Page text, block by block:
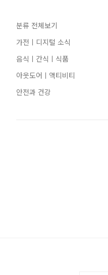
분류 전체보기
가전ㅣ디지털 소식
음식ㅣ간식ㅣ식품
아웃도어ㅣ액티비티
안전과 건강